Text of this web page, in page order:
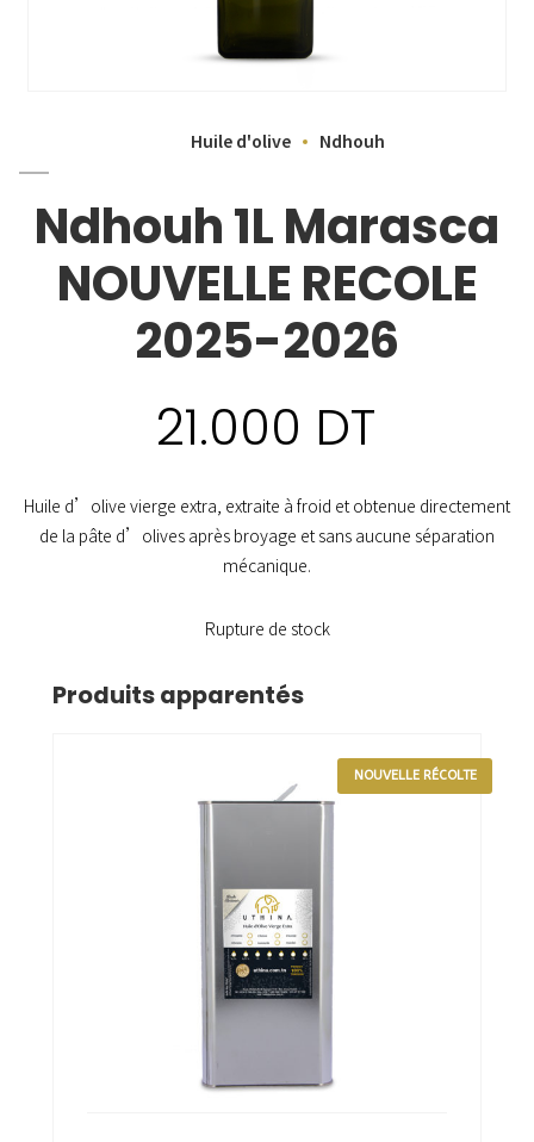
Huile d'olive Ndhouh
Ndhouh 1L Marasca
NOUVELLE RECOLE
2025-2026
21.000 DT
Huile d’olive vierge extra, extraite à froid et obtenue directement
de la pâte d’olives après broyage et sans aucune séparation
mécanique.
Rupture de stock
Produits apparentés
NOUVELLE RÉCOLTE